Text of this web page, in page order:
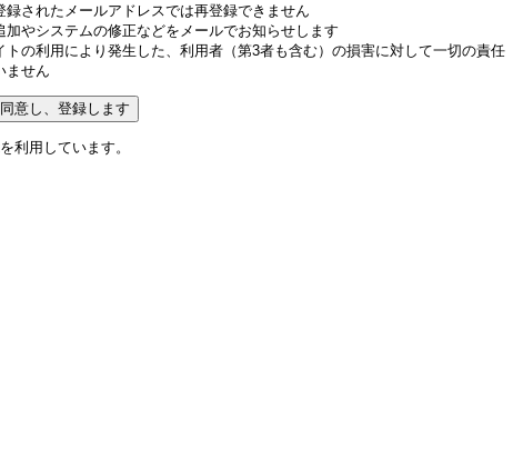
録されたメールアドレスでは再登録できません
加やシステムの修正などをメールでお知らせします
トの利用により発生した、利用者（第3者も含む）の損害に対して一切の責任
ません
利用しています。